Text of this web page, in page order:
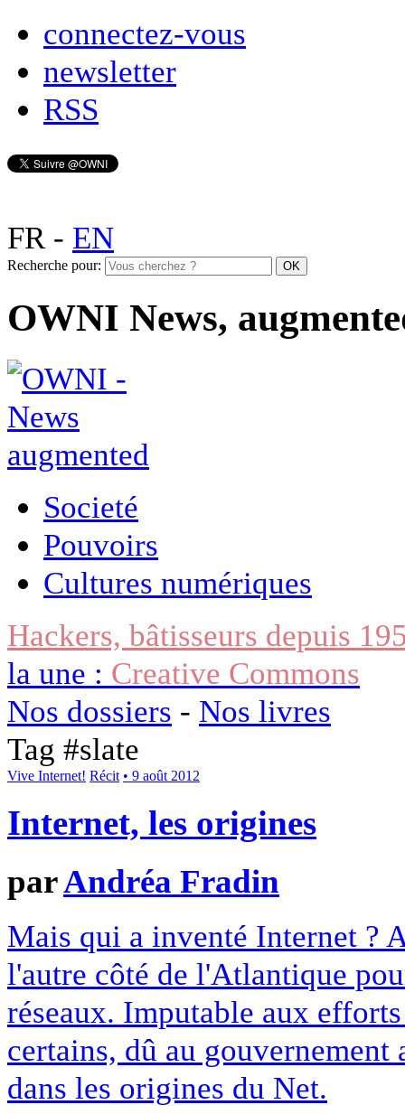
connectez-vous
newsletter
RSS
FR- EN
Recherche pour:
OWNI News,
Societé
Pouvoirs
Cultures numériques
Hackers, bâtisseurs depuis
la une : Creative Commons
Nos dossiers - Nos livres
Tag #slate
Vive Internet! Récit • 9 août 2012
Internet, les origines
parAndréa Fradin
Mais qui a inventé Internet ?
l'autre côté de l'Atlantique
réseaux. Imputable aux
certains, dû au
dans les origines du Net.